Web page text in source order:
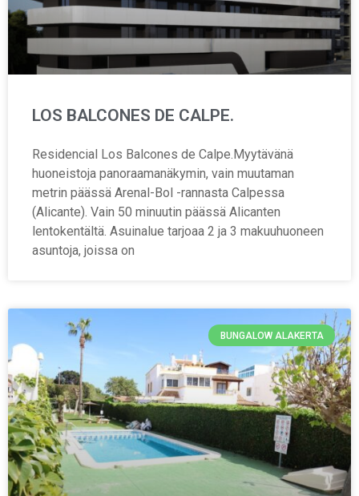
LOS BALCONES DE CALPE.
Residencial Los Balcones de Calpe.Myytävänä
huoneistoja panoraamanäkymin, vain muutaman
metrin päässä Arenal-Bol -rannasta Calpessa
(Alicante). Vain 50 minuutin päässä Alicanten
lentokentältä. Asuinalue tarjoaa 2 ja 3 makuuhuoneen
asuntoja, joissa on
BUNGALOW ALAKERTA